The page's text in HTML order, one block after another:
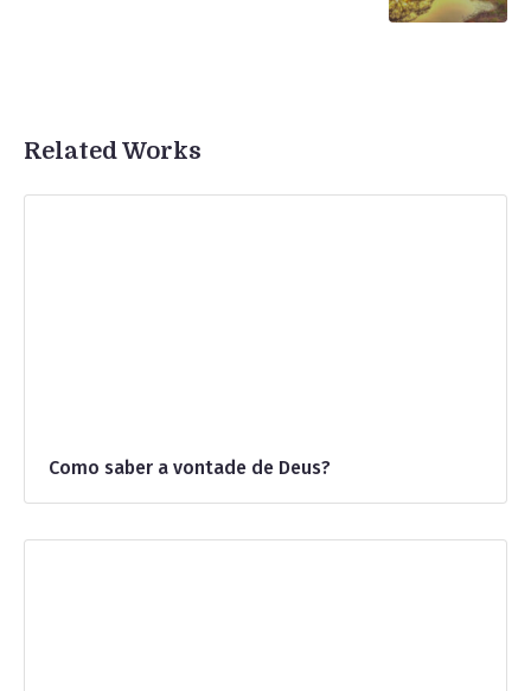
Related Works
Como saber a vontade de Deus?